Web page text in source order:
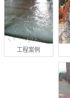
工程案例